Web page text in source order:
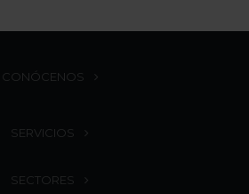
CONÓCENOS
SERVICIOS
SECTORES